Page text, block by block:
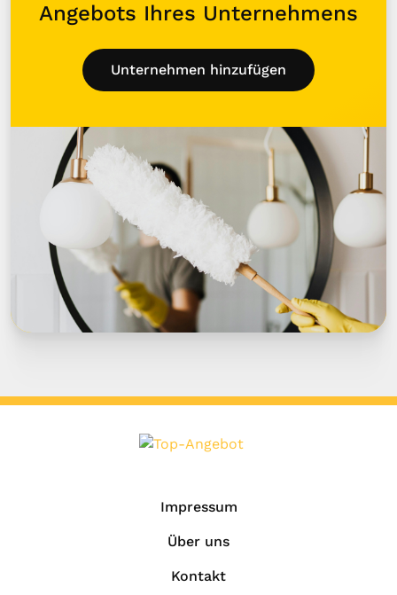
Angebots Ihres Unternehmens
Unternehmen hinzufügen
Impressum
Über uns
Kontakt